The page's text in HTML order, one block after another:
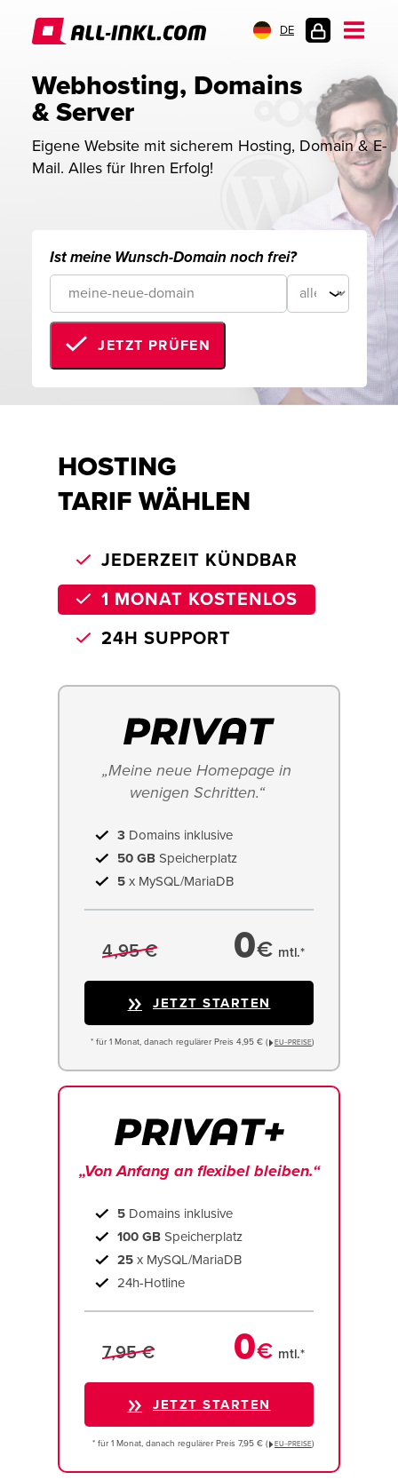
DE
Webhosting, Domains
& Server
Eigene Website mit sicherem Hosting, Domain & E-
Mail. Alles für Ihren Erfolg!
Ist meine Wunsch-Domain noch frei?
JETZT PRÜFEN
HOSTING
TARIF WÄHLEN
JEDERZEIT KÜNDBAR
1 MONAT KOSTENLOS
24H SUPPORT
„Meine neue Homepage in
wenigen Schritten.“
3 Domains inklusive
50 GB Speicherplatz
5 x MySQL/MariaDB
4,95 € 0€ mtl.*
JETZT STARTEN
* für 1 Monat, danach regulärer Preis 4,95 € ( EU−PREISE)
„Von Anfang an flexibel bleiben.“
5 Domains inklusive
100 GB Speicherplatz
25 x MySQL/MariaDB
24h-Hotline
7,95 € 0€ mtl.*
JETZT STARTEN
* für 1 Monat, danach regulärer Preis 7,95 € ( EU−PREISE)